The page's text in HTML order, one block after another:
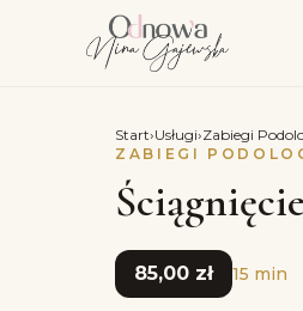
Start›Usługi›Zabiegi
ZABIEGI
85,00 zł 15 min